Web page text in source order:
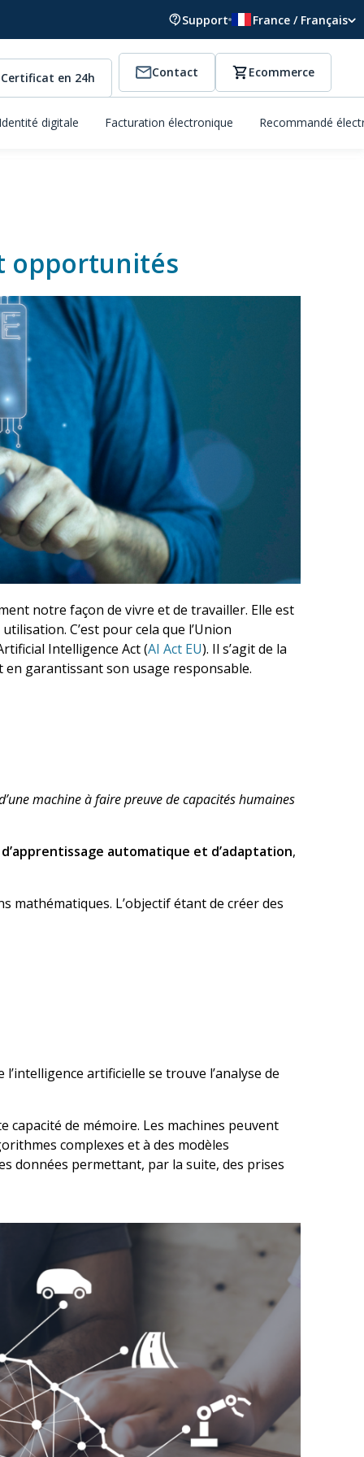
Support France / Français
Certificat en 24h Contact Ecommerce
digitale Facturation électronique Recommandé
opportunités
notre façon de vivre et de travailler. Elle est
C’est pour cela que l’Union
Intelligence Act (AI Act EU). Il s’agit de la
en garantissant son usage responsable.
machine à faire preuve de capacités humaines
automatique et d’adaptation,
mathématiques. L’objectif étant de créer des
artificielle se trouve l’analyse de
capacité de mémoire. Les machines peuvent
complexes et à des modèles
données permettant, par la suite, des prises